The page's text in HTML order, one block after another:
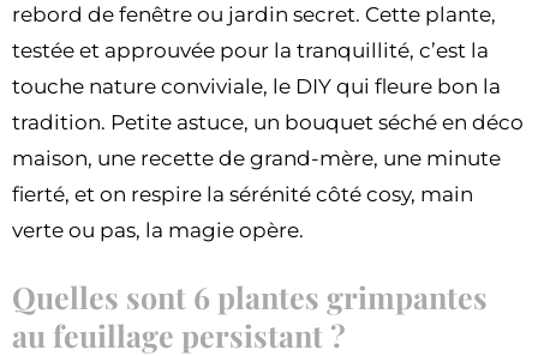
rebord de fenêtre ou jardin secret. Cette plante,
testée et approuvée pour la tranquillité, c’est la
touche nature conviviale, le DIY qui fleure bon la
tradition. Petite astuce, un bouquet séché en déco
maison, une recette de grand-mère, une minute
fierté, et on respire la sérénité côté cosy, main
verte ou pas, la magie opère.
Quelles sont 6 plantes grimpantes
au feuillage persistant ?